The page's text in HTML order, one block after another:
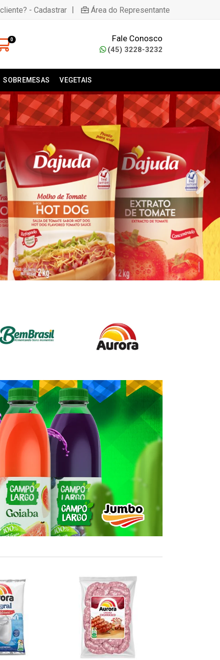
- Cadastrar | Área do Representante
0 Fale Conosco
(45) 3228-3232
SOBREMESAS VEGETAIS